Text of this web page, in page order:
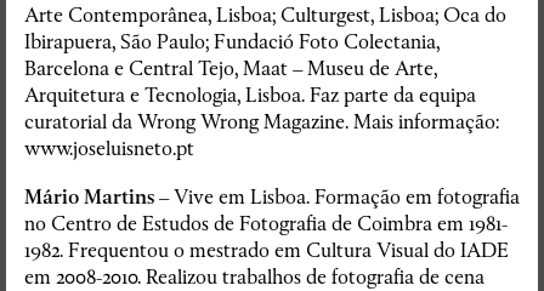
Arte Contemporânea, Lisboa; Culturgest, Lisboa; Oca do
Ibirapuera, São Paulo; Fundació Foto Colectania,
Barcelona e Central Tejo, Maat – Museu de Arte,
Arquitetura e Tecnologia, Lisboa. Faz parte da equipa
curatorial da Wrong Wrong Magazine. Mais informação:
www.joseluisneto.pt
Mário Martins– Vive em Lisboa. Formação em fotografia
no Centro de Estudos de Fotografia de Coimbra em 1981-
1982. Frequentou o mestrado em Cultura Visual do IADE
em 2008-2010. Realizou trabalhos de fotografia de cena